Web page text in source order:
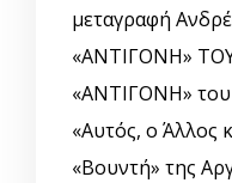
μεταγραφή
«ΑΝΤΙΓΟΝΗ»
«ΑΝΤΙΓΟΝΗ»
«Αυτός, o Άλλος
«Βουντή» της